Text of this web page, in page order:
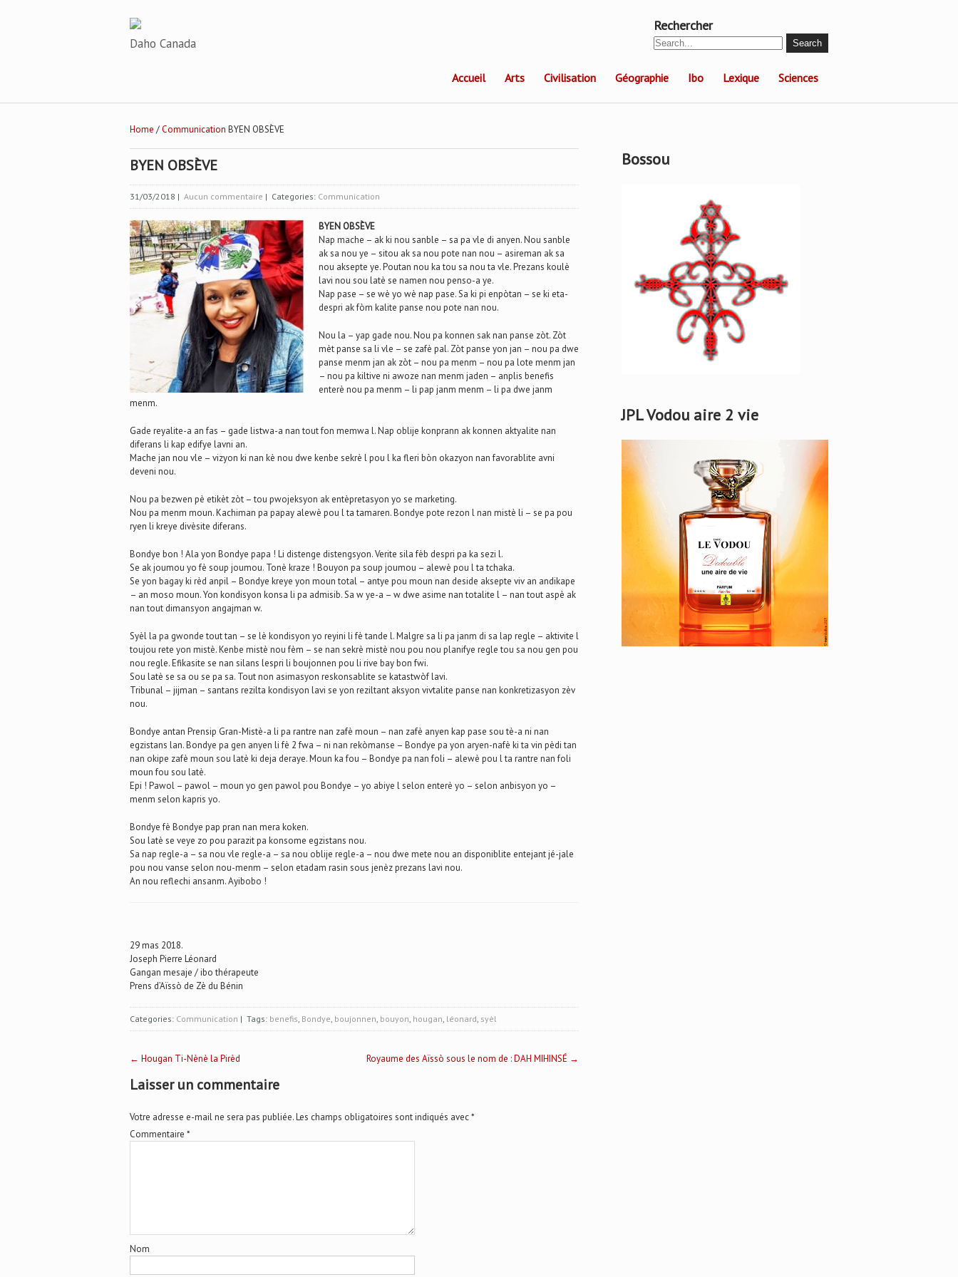
Daho Canada
Rechercher
Accueil Arts Civilisation Géographie Ibo Lexique Sciences
Home /Communication BYEN OBSÈVE
BYEN OBSÈVE
31/03/2018 | Aucun commentaire | Categories: Communication
BYEN OBSÈVE
Nap mache – ak ki nou sanble – sa pa vle di anyen. Nou sanble
ak sa nou ye – sitou ak sa nou pote nan nou – asireman ak sa
nou aksepte ye. Poutan nou ka tou sa nou ta vle. Prezans koulè
lavi nou sou latè se namen nou penso-a ye.
Nap pase – se wè yo wè nap pase. Sa ki pi enpòtan – se ki eta-
despri ak fòm kalite panse nou pote nan nou.
Nou la – yap gade nou. Nou pa konnen sak nan panse zòt. Zòt
mèt panse sa li vle – se zafè pal. Zòt panse yon jan – nou pa dwe
panse menm jan ak zòt – nou pa menm – nou pa lote menm jan
– nou pa kiltive ni awoze nan menm jaden – anplis benefis
enterè nou pa menm – li pap janm menm – li pa dwe janm
menm.
Gade reyalite-a an fas – gade listwa-a nan tout fon memwa l. Nap oblije konprann ak konnen aktyalite nan
diferans li kap edifye lavni an.
Mache jan nou vle – vizyon ki nan kè nou dwe kenbe sekrè l pou l ka fleri bòn okazyon nan favorablite avni
deveni nou.
Nou pa bezwen pè etikèt zòt – tou pwojeksyon ak entèpretasyon yo se marketing.
Nou pa menm moun. Kachiman pa papay alewè pou l ta tamaren. Bondye pote rezon l nan mistè li – se pa pou
ryen li kreye divèsite diferans.
Bondye bon ! Ala yon Bondye papa ! Li distenge distengsyon. Verite sila fèb despri pa ka sezi l.
Se ak joumou yo fè soup joumou. Tonè kraze ! Bouyon pa soup joumou – alewè pou l ta tchaka.
Se yon bagay ki rèd anpil – Bondye kreye yon moun total – antye pou moun nan deside aksepte viv an andikape
– an moso moun. Yon kondisyon konsa li pa admisib. Sa w ye-a – w dwe asime nan totalite l – nan tout aspè ak
nan tout dimansyon angajman w.
Syèl la pa gwonde tout tan – se lè kondisyon yo reyini li fè tande l. Malgre sa li pa janm di sa lap regle – aktivite l
toujou rete yon mistè. Kenbe mistè nou fèm – se nan sekrè mistè nou pou nou planifye regle tou sa nou gen pou
nou regle. Efikasite se nan silans lespri li boujonnen pou li rive bay bon fwi.
Sou latè se sa ou se pa sa. Tout non asimasyon reskonsablite se katastwòf lavi.
Tribunal – jijman – santans rezilta kondisyon lavi se yon reziltant aksyon vivtalite panse nan konkretizasyon zèv
nou.
Bondye antan Prensip Gran-Mistè-a li pa rantre nan zafè moun – nan zafè anyen kap pase sou tè-a ni nan
egzistans lan. Bondye pa gen anyen li fè 2 fwa – ni nan rekòmanse – Bondye pa yon aryen-nafè ki ta vin pèdi tan
nan okipe zafè moun sou latè ki deja deraye. Moun ka fou – Bondye pa nan foli – alewè pou l ta rantre nan foli
moun fou sou latè.
Epi ! Pawol – pawol – moun yo gen pawol pou Bondye – yo abiye l selon enterè yo – selon anbisyon yo –
menm selon kapris yo.
Bondye fè Bondye pap pran nan mera koken.
Sou latè se veye zo pou parazit pa konsome egzistans nou.
Sa nap regle-a – sa nou vle regle-a – sa nou oblije regle-a – nou dwe mete nou an disponiblite entejant jé-jale
pou nou vanse selon nou-menm – selon etadam rasin sous jenèz prezans lavi nou.
An nou reflechi ansanm. Ayibobo !
29 mas 2018.
Joseph Pierre Léonard
Gangan mesaje / ibo thérapeute
Prens d’Aïssò de Zè du Bénin
Categories: Communication | Tags: benefis, Bondye, boujonnen, bouyon, hougan, léonard, syèl
Post
navigation
← Hougan Ti-Nènè la Pirèd Royaume des Aïssò sous le nom de : DAH MIHINSÉ →
Laisser un commentaire
Votre adresse e-mail ne sera pas publiée.Les champs obligatoires sont indiqués avec*
Commentaire *
Nom
Bossou
JPL Vodou aire 2 vie